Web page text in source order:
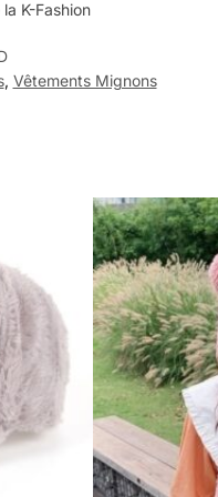
K-Fashion
, Vêtements Mignons